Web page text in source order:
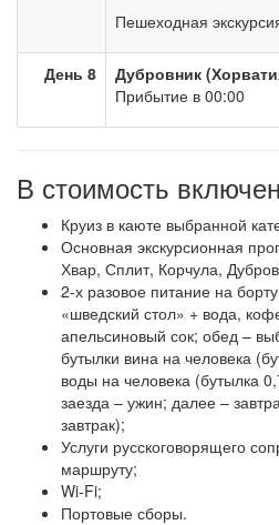
Пешеходная
День 8
Дубровник
Прибытие в 00:00
В стоимость
Круиз в каюте выбранной
Основная экскурсионная
Хвар, Сплит, Корчула,
2-х разовое питание на
«шведский стол» + вода,
апельсиновый сок; обед –
бутылки вина на человека
воды на человека (бутылка
заезда – ужин; далее –
завтрак);
Услуги русскоговорящего
маршруту;
Wi-Fi;
Портовые сборы.